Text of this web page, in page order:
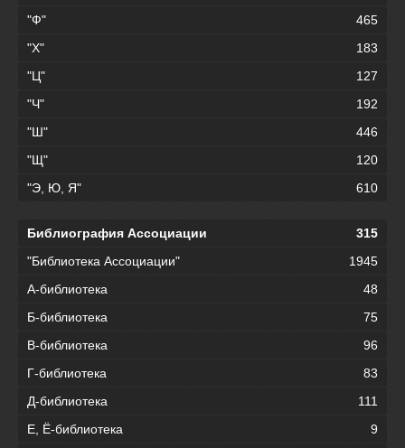
"Ф"
465
"Х"
183
"Ц"
127
"Ч"
192
"Ш"
446
"Щ"
120
"Э, Ю, Я"
610
Библиография Ассоциации
315
"Библиотека Ассоциации"
1945
А-библиотека
48
Б-библиотека
75
В-библиотека
96
Г-библиотека
83
Д-библиотека
111
Е, Ё-библиотека
9